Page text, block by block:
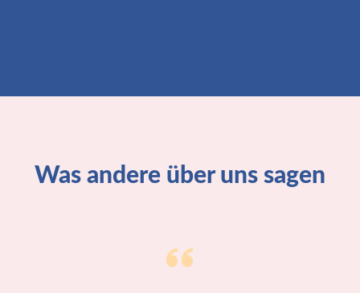
Was andere über uns sagen